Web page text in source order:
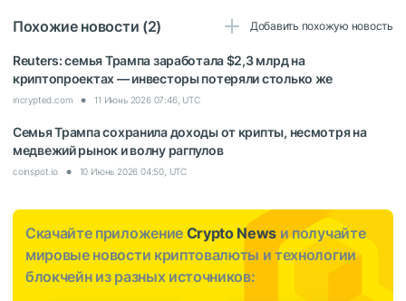
Похожие новости (2)
Добавить похожую новость
Reuters: семья Трампа заработала $2,3 млрд на
криптопроектах — инвесторы потеряли столько же
incrypted.com 11 Июнь 2026 07:46, UTC
Семья Трампа сохранила доходы от крипты, несмотря на
медвежий рынок и волну рагпулов
coinspot.io 10 Июнь 2026 04:50, UTC
Скачайте приложение Crypto News и получайте
мировые новости криптовалюты и технологии
блокчейн из разных источников: